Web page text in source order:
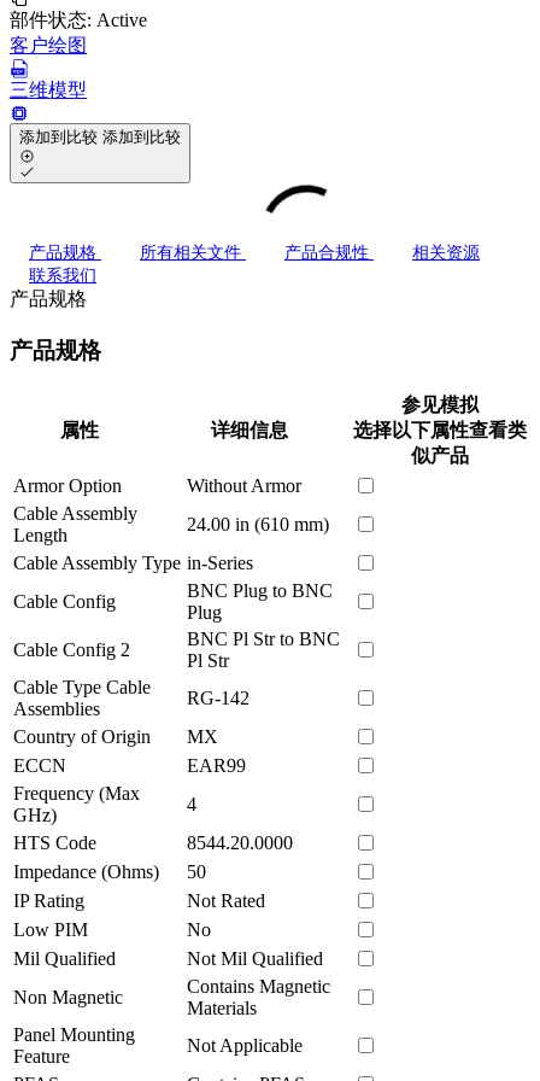
部件状态: Active
客户绘图
三维模型
添加到比较 添加到比较
产品规格 所有相关文件 产品合规性
相关资源
联系我们
产品规格
产品规格
属性 详细信息
参见模拟
选择以下属性查看类
似产品
Armor Option
Without Armor
Cable Assembly
Length
24.00 in (610 mm)
Cable Assembly Type in-Series
Cable Config
BNC Plug to BNC
Plug
Cable Config 2
BNC Pl Str to BNC
Pl Str
Cable Type Cable
Assemblies
RG-142
Country of Origin
MX
ECCN
EAR99
Frequency (Max
GHz)
4
HTS Code
8544.20.0000
Impedance (Ohms)
50
IP Rating
Not Rated
Low PIM
No
Mil Qualified
Not Mil Qualified
Non Magnetic
Contains Magnetic
Materials
Panel Mounting
Feature
Not Applicable